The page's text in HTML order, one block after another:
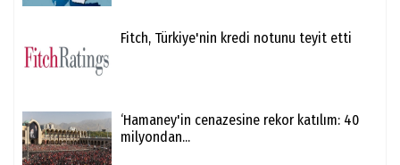
Fitch, Türkiye'nin kredi notunu teyit etti
‘Hamaney'in cenazesine rekor katılım: 40
milyondan...